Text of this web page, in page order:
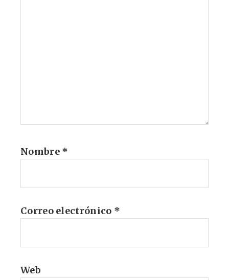
Nombre *
Correo electrónico *
Web